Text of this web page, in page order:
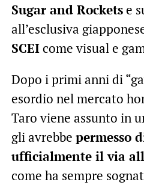
Sugar and Rocketse
all’esclusiva
SCEIcome visual e
Dopo i primi anni di
esordio nel mercato
Taro viene assunto in
gli avrebbe permesso
ufficialmente il via
come ha sempre